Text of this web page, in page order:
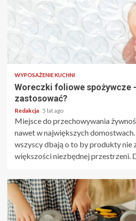
2 min read
WYPOSAŻENIE KUCHNI
Woreczki foliowe spożywcze
zastosować?
Redakcja 5 lat ago
Miejsce do przechowywania
nawet w największych
wszyscy dbają o to by produkty nie
większości niezbędnej przestrzeni.